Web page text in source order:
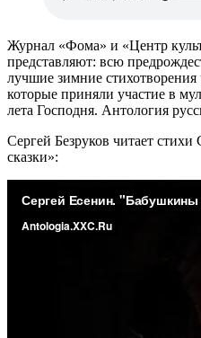
Журнал «Фома» и «Центр
представляют: всю
лучшие зимние
которые приняли участие в
лета Господня. Антология
Сергей Безруков читает
сказки»: